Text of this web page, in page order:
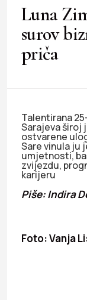
Luna
surov
priča
Talentirana
Sarajeva široj
ostvarene
Sare vinula ju
umjetnosti,
zvijezdu,
karijeru
Piše: Indira
Foto: Vanja